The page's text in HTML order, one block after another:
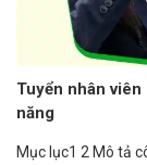
Tuyển nhân
năng
Mục lục1 2 Mô tả